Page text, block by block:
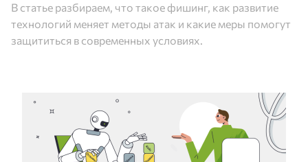
В статье разбираем, что такое фишинг, как развитие
технологий меняет методы атак и какие меры помогут
защититься в современных условиях.